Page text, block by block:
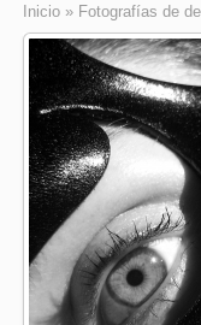
Inicio » Fotografías de